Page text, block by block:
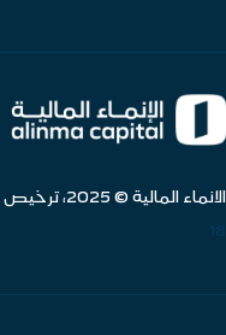
الانماء المالية © 2025، ترخيص هيئة السوق المالية رقم (37 - 09134)